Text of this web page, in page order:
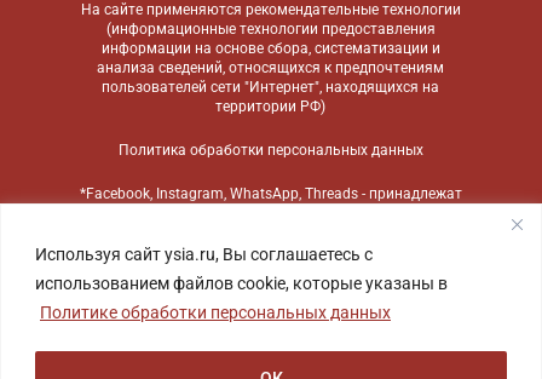
Используя сайт ysia.ru, Вы соглашаетесь с
использованием файлов cookie, которые указаны в
Политике обработки персональных данных
На сайте применяются рекомендательные технологии
(информационные технологии предоставления
информации на основе сбора, систематизации и
анализа сведений, относящихся к предпочтениям
пользователей сети "Интернет", находящихся на
территории РФ)
Политика обработки персональных данных
*Facebook, Instagram, WhatsApp, Threads - принадлежат